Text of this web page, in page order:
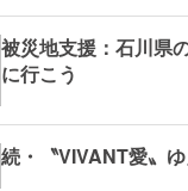
被災地支援：石川県
に行こう
続・〝VIVANT愛〟